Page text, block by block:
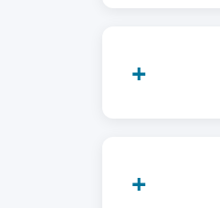
+
+